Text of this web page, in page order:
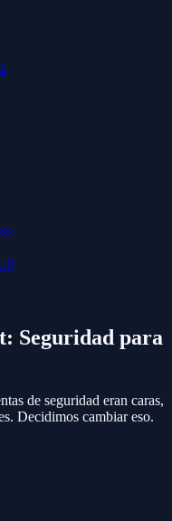
Seguridad para
de seguridad eran caras,
Decidimos cambiar eso.